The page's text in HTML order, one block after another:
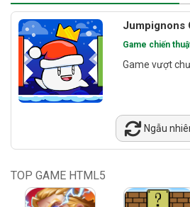
Jumpignons
Game chiến
Game vượt
Ngẫu
TOP GAME HTML5